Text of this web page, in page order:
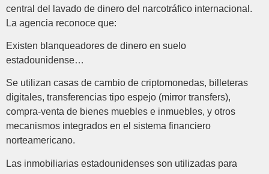
central del lavado de dinero del narcotráfico internacional.
La agencia reconoce que:
Existen blanqueadores de dinero en suelo
estadounidense…
Se utilizan casas de cambio de criptomonedas, billeteras
digitales, transferencias tipo espejo (mirror transfers),
compra-venta de bienes muebles e inmuebles, y otros
mecanismos integrados en el sistema financiero
norteamericano.
Las inmobiliarias estadounidenses son utilizadas para